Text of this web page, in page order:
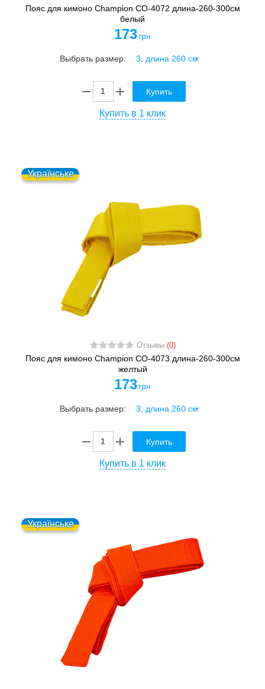
Пояс для кимоно Champion CO-4072 длина-260-300см
белый
173 грн
Выбрать размер:
Купить
Купить в 1 клик
Українське
Отзывы (0)
Пояс для кимоно Champion CO-4073 длина-260-300см
желтый
173 грн
Выбрать размер:
Купить
Купить в 1 клик
Українське